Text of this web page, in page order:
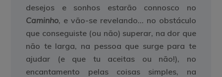
desejos e sonhos estarão connosco no
Caminho, e vão-se revelando… no obstáculo
que conseguiste (ou não) superar, na dor que
não te larga, na pessoa que surge para te
ajudar (e que tu aceitas ou não!), no
encantamento pelas coisas simples, na